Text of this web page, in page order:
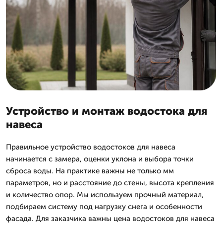
Устройство и монтаж водостока для
навеса
Правильное устройство водостоков для навеса
начинается с замера, оценки уклона и выбора точки
сброса воды. На практике важны не только мм
параметров, но и расстояние до стены, высота крепления
и количество опор. Мы используем прочный материал,
подбираем систему под нагрузку снега и особенности
фасада. Для заказчика важны цена водостоков для навеса